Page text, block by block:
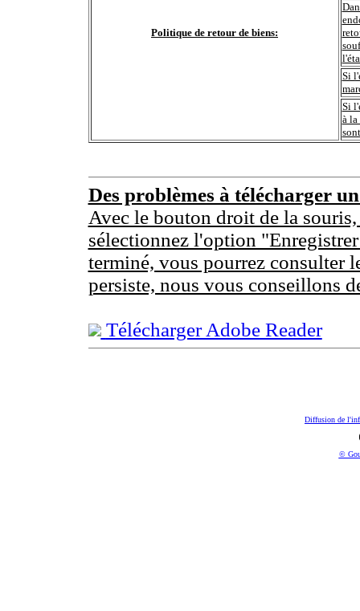
Politique de retour de biens:
Si
Si
à la
Des problèmes à télécharger
Avec le bouton droit de la
sélectionnez l'option
terminé, vous pourrez consulter
persiste, nous vous conseillons
Télécharger Adobe Reader
Diffusion de
©